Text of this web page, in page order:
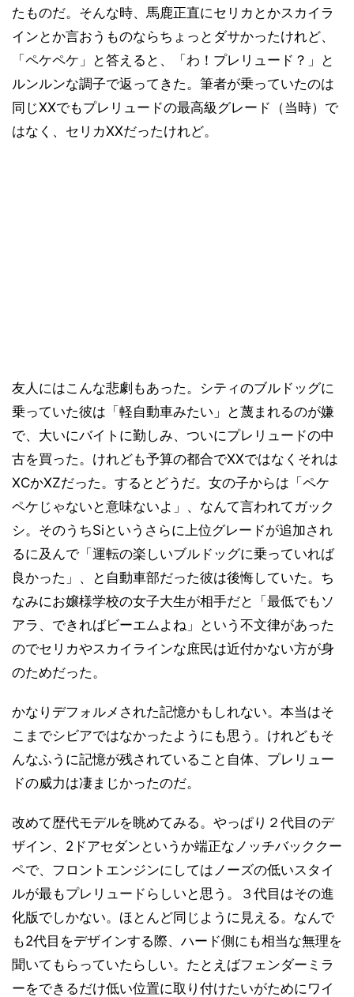
たものだ。そんな時、馬鹿正直にセリカとかスカイラ
インとか言おうものならちょっとダサかったけれど、
「ペケペケ」と答えると、「わ！プレリュード？」と
ルンルンな調子で返ってきた。筆者が乗っていたのは
同じXXでもプレリュードの最高級グレード（当時）で
はなく、セリカXXだったけれど。
友人にはこんな悲劇もあった。シティのブルドッグに
乗っていた彼は「軽自動車みたい」と蔑まれるのが嫌
で、大いにバイトに勤しみ、ついにプレリュードの中
古を買った。けれども予算の都合でXXではなくそれは
XCかXZだった。するとどうだ。女の子からは「ペケ
ペケじゃないと意味ないよ」、なんて言われてガック
シ。そのうちSiというさらに上位グレードが追加され
るに及んで「運転の楽しいブルドッグに乗っていれば
良かった」、と自動車部だった彼は後悔していた。ち
なみにお嬢様学校の女子大生が相手だと「最低でもソ
アラ、できればビーエムよね」という不文律があった
のでセリカやスカイラインな庶民は近付かない方が身
のためだった。
かなりデフォルメされた記憶かもしれない。本当はそ
こまでシビアではなかったようにも思う。けれどもそ
んなふうに記憶が残されていること自体、プレリュー
ドの威力は凄まじかったのだ。
改めて歴代モデルを眺めてみる。やっぱり２代目のデ
ザイン、2ドアセダンというか端正なノッチバッククー
ペで、フロントエンジンにしてはノーズの低いスタイ
ルが最もプレリュードらしいと思う。３代目はその進
化版でしかない。ほとんど同じように見える。なんで
も2代目をデザインする際、ハード側にも相当な無理を
聞いてもらっていたらしい。たとえばフェンダーミラ
ーをできるだけ低い位置に取り付けたいがためにワイ